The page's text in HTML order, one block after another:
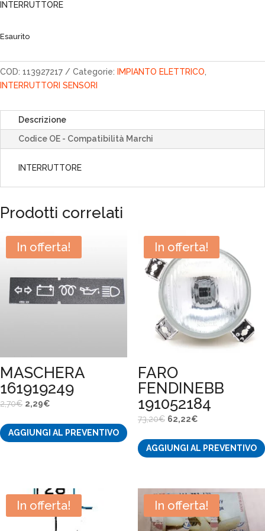
era:
INTERRUTTORE
Esaurito
COD: 113927217 Categorie: IMPIANTO ELETTRICO
INTERRUTTORI SENSORI
Descrizione
Codice OE - Compatibilità Marchi
INTERRUTTORE
Prodotti correlati
In offerta!
MASCHERA
161919249
2,70€ Il
originale
2,29€
attuale
AGGIUNGI AL PREVENTIVO
In offerta!
FARO
FENDINEBB
191052184
73,20€ Il
originale
62,22€Il
attuale
AGGIUNGI AL PREVENTIVO
In offerta! In offerta!